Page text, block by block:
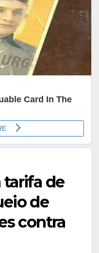
tarifa de
de
contra